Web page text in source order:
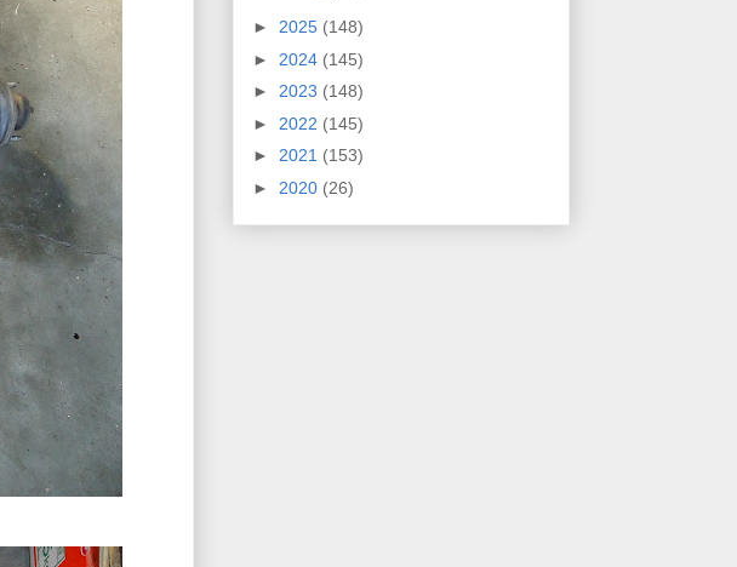
► 2025 (148)
► 2024 (145)
► 2023 (148)
► 2022 (145)
► 2021 (153)
► 2020 (26)